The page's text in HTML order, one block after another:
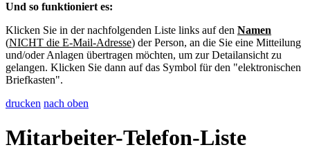
Und so funktioniert es:
Klicken Sie in der nachfolgenden Liste links auf den Namen
(NICHT die E-Mail-Adresse) der Person, an die Sie eine Mitteilung
und/oder Anlagen übertragen möchten, um zur Detailansicht zu
gelangen. Klicken Sie dann auf das Symbol für den "elektronischen
Briefkasten".
drucken nach oben
Mitarbeiter-Telefon-Liste